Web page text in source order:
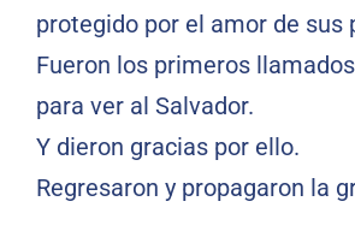
protegido por el amor de sus
Fueron los primeros llamados
para ver al Salvador.
Y dieron gracias por ello.
Regresaron y propagaron la